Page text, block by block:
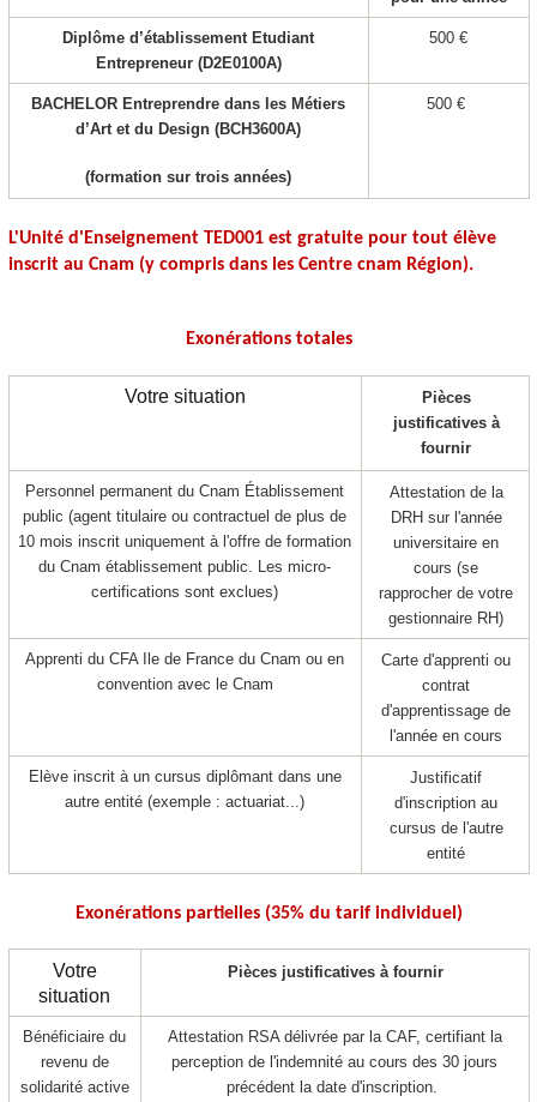
Diplôme d’établissement Etudiant
Entrepreneur (D2E0100A)
500 €
BACHELOR Entreprendre dans les Métiers
d’Art et du Design (BCH3600A)
(formation sur trois années)
500 €
L'Unité d'EnseignementTED001 est gratuite pour tout élève
inscrit au Cnam (y compris dans les Centre cnam Région).
Exonérations totales
Votre situation
Pièces
justificatives à
fournir
Personnel permanent du Cnam Établissement
public (agent titulaire ou contractuel de plus de
10 mois inscrit uniquement à l'offre de formation
du Cnam établissement public. Les micro-
certifications sont exclues)
Attestation de la
DRH sur l'année
universitaire en
cours (se
rapprocher de votre
gestionnaire RH)
Apprenti du CFA Ile de France du Cnam ou en
convention avec le Cnam
Carte d'apprenti ou
contrat
d'apprentissage de
l'année en cours
Elève inscrit à un cursus diplômant dans une
autre entité (exemple : actuariat...)
Justificatif
d'inscription au
cursus de l'autre
entité
Exonérations partielles (35% du tarif individuel)
Votre
situation
Pièces justificatives à fournir
Bénéficiaire du
revenu de
solidarité active
Attestation RSA délivrée par la CAF, certifiant la
perception de l'indemnité au cours des 30 jours
précédent la date d'inscription.